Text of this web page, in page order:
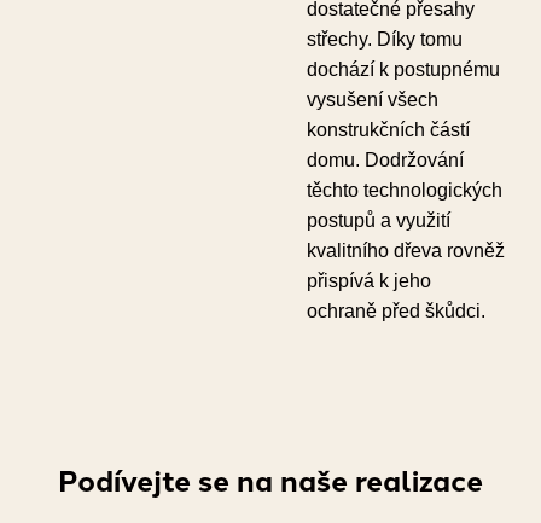
dostatečné přesahy
střechy. Díky tomu
dochází k postupnému
vysušení všech
konstrukčních částí
domu. Dodržování
těchto technologických
postupů a využití
kvalitního dřeva rovněž
přispívá k jeho
ochraně před škůdci.
Podívejte se na naše realizace